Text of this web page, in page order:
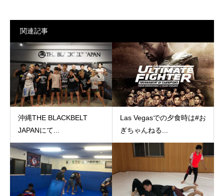
関連記事
沖縄THE BLACKBELT
JAPANにて...
Las Vegasでの夕食時は#お
ぎちゃんねる...